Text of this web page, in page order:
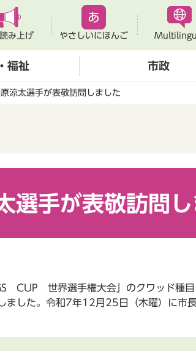
み上げ やさしいにほんご
福祉 市政
涼太選手が表敬訪問しました
手が表敬訪問し
世界選手権大会」のクワッド種目
した。令和7年12月25日（木曜）に市